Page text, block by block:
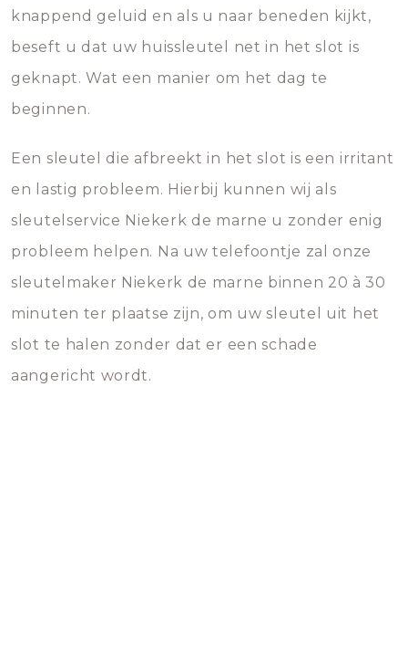
knappend geluid en als u naar beneden kijkt,
beseft u dat uw huissleutel net in het slot is
geknapt. Wat een manier om het dag te
beginnen.
Een sleutel die afbreekt in het slot is een irritant
en lastig probleem. Hierbij kunnen wij als
sleutelservice Niekerk de marne u zonder enig
probleem helpen. Na uw telefoontje zal onze
sleutelmaker Niekerk de marne binnen 20 à 30
minuten ter plaatse zijn, om uw sleutel uit het
slot te halen zonder dat er een schade
aangericht wordt.